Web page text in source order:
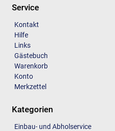
Service
Kontakt
Hilfe
Links
Gästebuch
Warenkorb
Konto
Merkzettel
Kategorien
Einbau- und Abholservice